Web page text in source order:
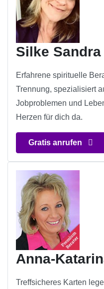
Silke Sandra
Erfahrene spirituelle
Trennung, spezialisiert
Jobproblemen und
Herzen für dich da.
Gratis anrufen
Anna-
Treffsicheres Karten